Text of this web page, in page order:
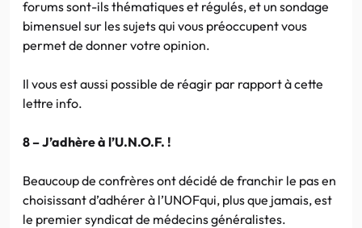
forums sont-ils thématiques et régulés, et un sondage
bimensuel sur les sujets qui vous préoccupent vous
permet de donner votre opinion.
Il vous est aussi possible de réagir par rapport à cette
lettre info.
8 – J’adhère à l’U.N.O.F. !
Beaucoup de confrères ont décidé de franchir le pas en
choisissant d’adhérer à l’UNOFqui, plus que jamais, est
le premier syndicat de médecins généralistes.